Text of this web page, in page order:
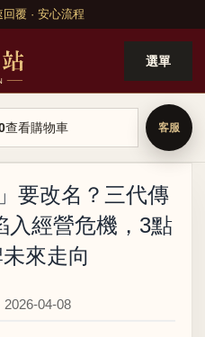
覆 · 安心流程
選單
查看購物車
要改名？三代傳
入經營危機，3點
來走向
04-08